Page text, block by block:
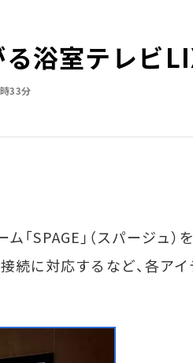
浴室テレビ
33分
SPAGE」（スパージュ）
続に対応するなど、各ア